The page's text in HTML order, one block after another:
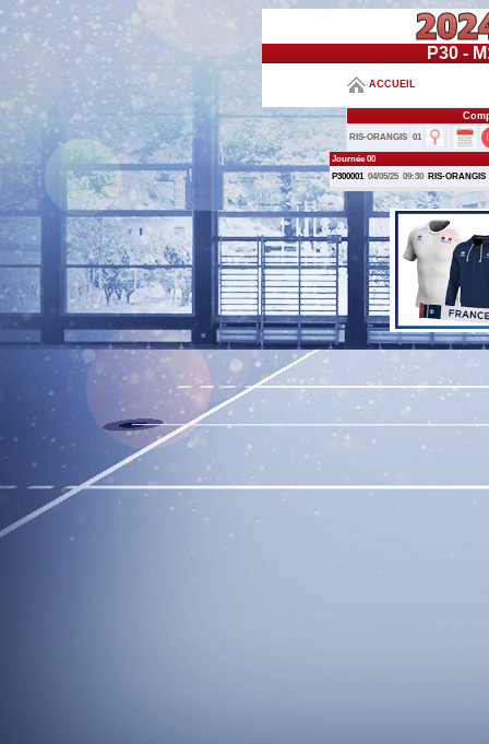
P30 -
ACCUEIL
RIS-ORANGIS 01
Journée 00
P300001 04/05/25 09:30 RIS-ORANGIS